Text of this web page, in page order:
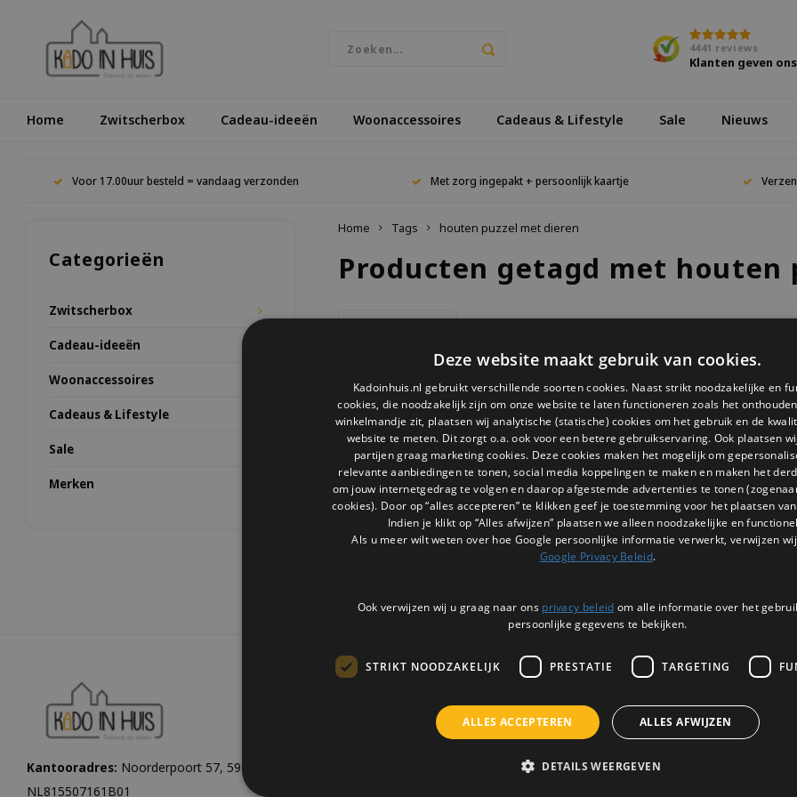
4441 reviews
Klanten geven
Home Zwitscherbox Cadeau-ideeën Woonaccessoires Cadeaus & Lifestyle Sale Nieuws
Voor 17.00uur besteld = vandaag verzonden Met zorg ingepakt + persoonlijk kaartje
Categorieën
Zwitscherbox
Cadeau-ideeën
Woonaccessoires
Cadeaus & Lifestyle
Sale
Merken
Home Tags houten puzzel met dieren
Producten getagd met houten
Geen producten gevonden!...
Kantooradres: Noorderpoort 57, 5916 PJ Venlo |
NL815507161B01
Ontvang de laatste updates, nieuws en
Deze website maakt gebruik van cookies.
Kadoinhuis.nl gebruikt verschillende soorten cookies. Naast strikt noodzakelijke en
cookies, die noodzakelijk zijn om onze website te laten functioneren zoals het
winkelmandje zit, plaatsen wij analytische (statische) cookies om het gebruik en de
website te meten. Dit zorgt o.a. ook voor een betere gebruikservaring. Ook plaatsen
partijen graag marketing cookies. Deze cookies maken het mogelijk om
relevante aanbiedingen te tonen, social media koppelingen te maken en maken het
om jouw internetgedrag te volgen en daarop afgestemde advertenties te tonen
cookies). Door op “alles accepteren” te klikken geef je toestemming voor het plaatsen
Indien je klikt op “Alles afwijzen” plaatsen we alleen noodzakelijke en
Als u meer wilt weten over hoe Google persoonlijke informatie verwerkt, verwijzen
Google Privacy Beleid.
Ook verwijzen wij u graag naar ons privacy beleid om alle informatie over het
persoonlijke gegevens te bekijken.
STRIKT NOODZAKELIJK PRESTATIE TARGETING
ALLES ACCEPTEREN ALLES AFWIJZEN
DETAILS WEERGEVEN